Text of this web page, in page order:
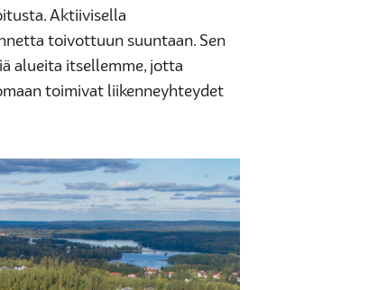
Aktiivisella
toivottuun suuntaan. Sen
alueita itsellemme, jotta
toimivat liikenneyhteydet